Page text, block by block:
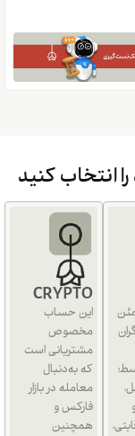
انتخاب کنید
CRYPTO
این حساب
مخصوص
مشتریانی است
که به‌دنبال
معامله در بازار
فارکس و
همچنین